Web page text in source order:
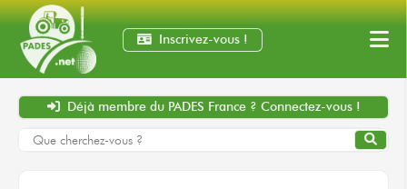
Inscrivez-vous !
Déjà membre du PADES France ? Connectez-vous !